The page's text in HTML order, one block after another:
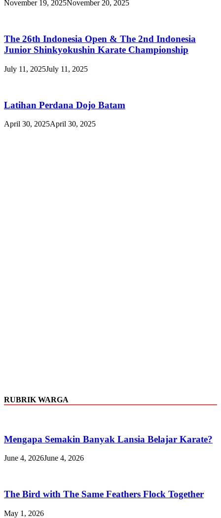
November 19, 2025November 20, 2025
The 26th Indonesia Open & The 2nd Indonesia
Junior Shinkyokushin Karate Championship
July 11, 2025July 11, 2025
Latihan Perdana Dojo Batam
April 30, 2025April 30, 2025
RUBRIK WARGA
Mengapa Semakin Banyak Lansia Belajar Karate?
June 4, 2026June 4, 2026
The Bird with The Same Feathers Flock Together
May 1, 2026